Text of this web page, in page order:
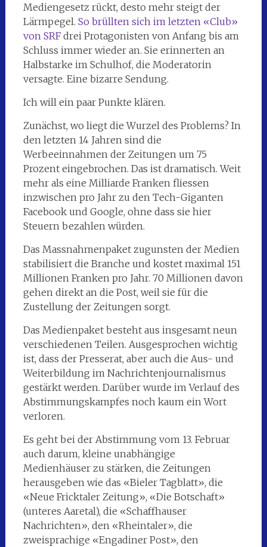
Mediengesetz rückt, desto mehr steigt der
Lärmpegel. So brüllten sich im letzten «Club»
von SRFdrei Protagonisten von Anfang bis am
Schluss immer wieder an. Sie erinnerten an
Halbstarke im Schulhof, die Moderatorin
versagte. Eine bizarre Sendung.
Ich will ein paar Punkte klären.
Zunächst, wo liegt die Wurzel des Problems? In
den letzten 14 Jahren sind die
Werbeeinnahmen der Zeitungen um 75
Prozent eingebrochen. Das ist dramatisch. Weit
mehr als eine Milliarde Franken fliessen
inzwischen pro Jahr zu den Tech-Giganten
Facebook und Google, ohne dass sie hier
Steuern bezahlen würden.
Das Massnahmenpaket zugunsten der Medien
stabilisiert die Branche und kostet maximal 151
Millionen Franken pro Jahr. 70 Millionen davon
gehen direkt an die Post, weil sie für die
Zustellung der Zeitungen sorgt.
Das Medienpaket besteht aus insgesamt neun
verschiedenen Teilen. Ausgesprochen wichtig
ist, dass der Presserat, aber auch die Aus- und
Weiterbildung im Nachrichtenjournalismus
gestärkt werden. Darüber wurde im Verlauf des
Abstimmungskampfes noch kaum ein Wort
verloren.
Es geht bei der Abstimmung vom 13. Februar
auch darum, kleine unabhängige
Medienhäuser zu stärken, die Zeitungen
herausgeben wie das «Bieler Tagblatt», die
«Neue Fricktaler Zeitung», «Die Botschaft»
(unteres Aaretal), die «Schaffhauser
Nachrichten», den «Rheintaler», die
zweisprachige «Engadiner Post», den